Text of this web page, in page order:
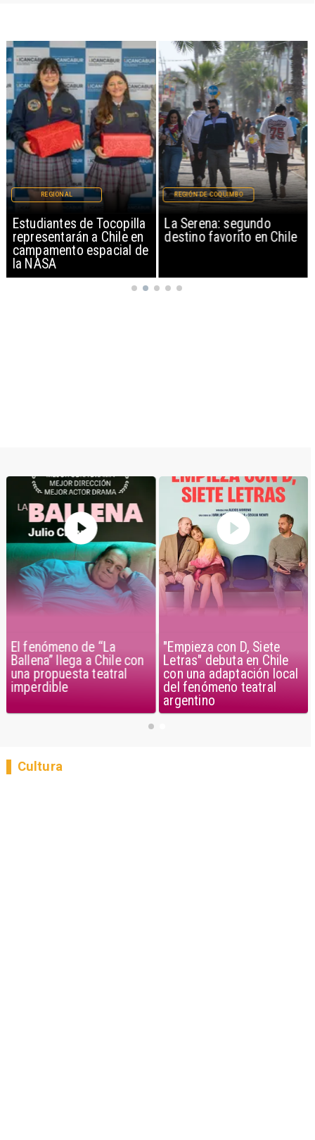
Estudiantes de Tocopilla
representarán a Chile en
campamento espacial de
la NASA
REGIONAL
La Serena: segundo
destino favorito en Chile
REGIÓN DE COQUIMBO
El fenómeno de “La
Ballena” llega a Chile con
una propuesta teatral
imperdible
"Empieza con D, Siete
Letras" debuta en Chile
con una adaptación local
del fenómeno teatral
argentino
Cultura